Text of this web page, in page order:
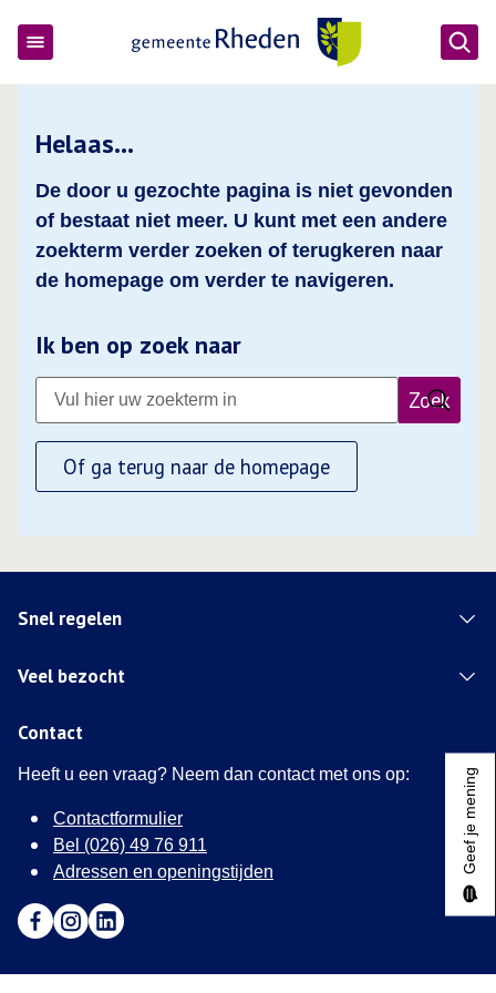
Helaas…
De door u gezochte pagina is niet gevonden
of bestaat niet meer. U kunt met een andere
zoekterm verder zoeken of terugkeren naar
de homepage om verder te navigeren.
Ik ben op zoek naar
Zoek
Of ga terug naar de homepage
Snel regelen
Veel bezocht
Contact
Heeft u een vraag? Neem dan contact met ons op:
Contactformulier
Bel (026) 49 76 911
Adressen en openingstijden
Geef je mening